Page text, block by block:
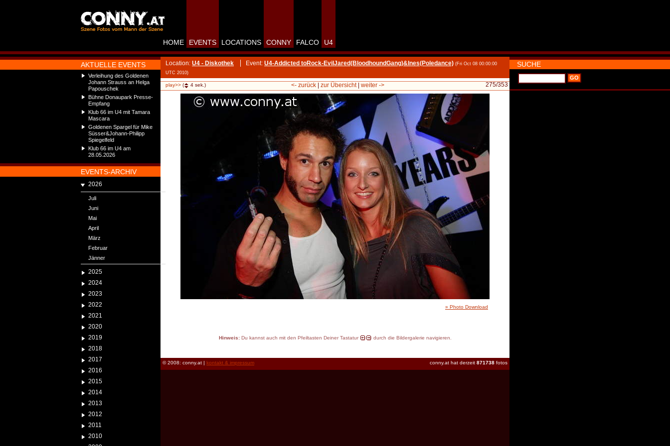
AKTUELLE EVENTS
Verleihung des Goldenen
Johann Strauss an Helga
Papouschek
Bühne Donaupark Presse-
Empfang
Klub 66 im U4 mit Tamara
Mascara
Goldenen Spargel für Mike
Süsser&Johann-Philipp
Spiegelfeld
Klub 66 im U4 am
28.05.2026
EVENTS-ARCHIV
2026
Juli
Juni
Mai
April
März
Februar
Jänner
2025
2024
2023
2022
2021
2020
2019
2018
2017
2016
2015
2014
2013
2012
2011
2010
HOME EVENTS LOCATIONS CONNY FALCO U4
Location: U4 - Diskothek Event: U4-Addicted toRock-EvilJared(BloodhoundGang)&Ines(Poledance) (Fri Oct 08 00:00:00
UTC 2010)
play>> ( 4 sek.) 275/353
<- zurück| zur Übersicht| weiter ->
» Photo Download
Hinweis:Du kannst auch mit den Pfeiltasten Deiner Tastatur durch die Bildergalerie navigieren.
conny.at hat derzeit 871738 fotos
© 2008: conny.at | kontakt & impressum
SUCHE